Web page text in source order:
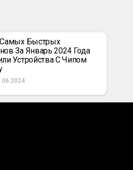
Самых Быстрых
За Январь 2024 Года
Устройства С Чипом